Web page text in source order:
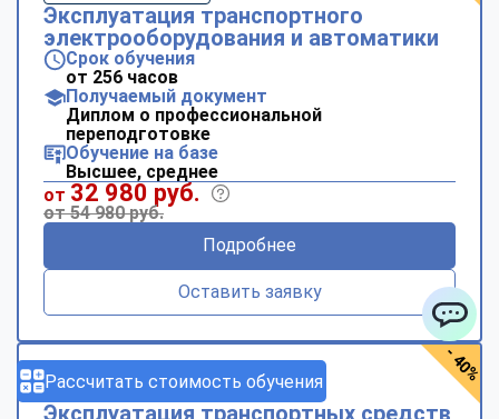
Рассчитать стоимость обучения
Эксплуатация транспортного
электрооборудования и автоматики
Срок обучения
от 256 часов
Получаемый документ
Диплом о профессиональной
переподготовке
Обучение на базе
Высшее, среднее
от 32 980 руб.
от 54 980 руб.
Подробнее
Оставить заявку
Есть учебный план
Эксплуатация транспортных средств
- 40%
ChatApp